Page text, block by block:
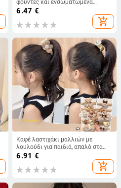
φούντες και ενσωματωμένα
δόντια, αντιολισθητική,
κατάλληλη για πλύσιμο προσώπου
και καθημερινή χρήση; κορδέλα
μαλλιών
6.47 €
add_shopping_cart
Καφέ λαστιχάκι μαλλιών με
λουλούδι για παιδιά, απαλό στα
μαλλιά, αξεσουάρ μαλλιών για
μωρά, στιλ Maillard, πολυτελές
λαστιχάκι για αλογοουρά
6.91 €
add_shopping_cart